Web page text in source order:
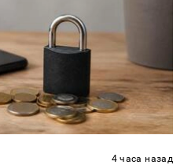
4 часа назад